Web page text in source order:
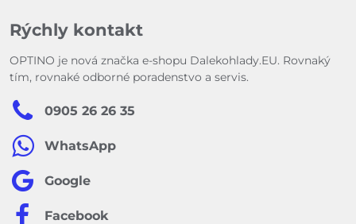
Rýchly kontakt
OPTINO je nová značka e-shopu Dalekohlady.EU. Rovnaký
tím, rovnaké odborné poradenstvo a servis.
0905 26 26 35
WhatsApp
Google
Facebook